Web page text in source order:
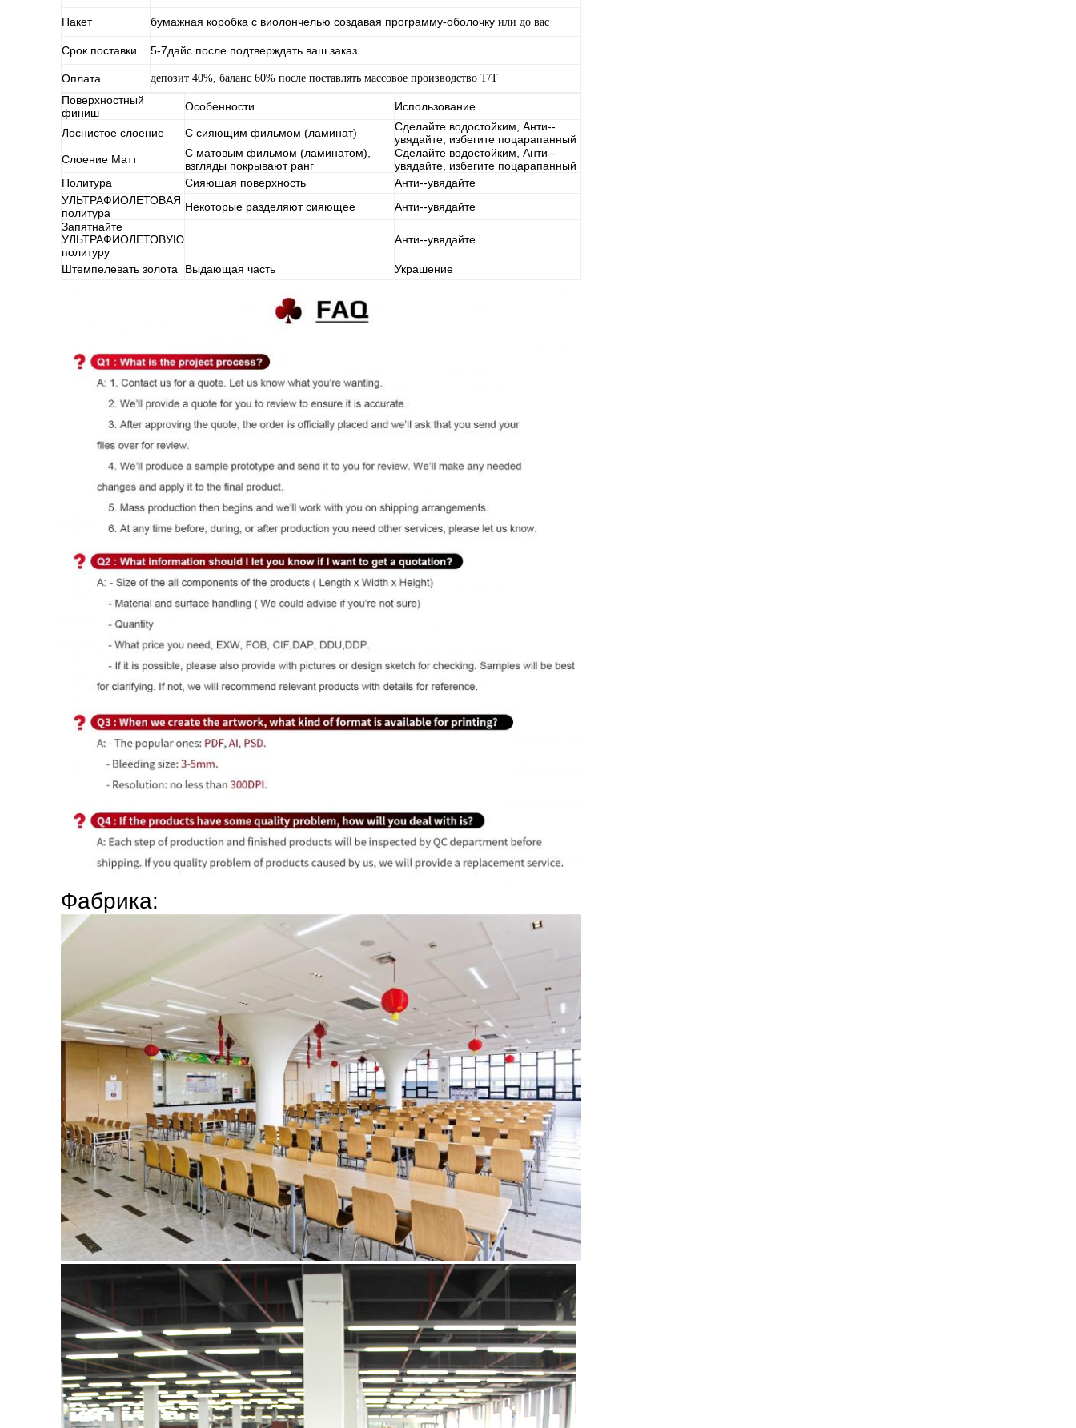
Пакет бумажная коробка с виолончелью создавая программу-оболочку или до вас
Срок поставки 5-7дайс после подтверждать ваш заказ
Оплата депозит 40%, баланс 60% после поставлять массовое производство Т/Т
Поверхностный
финиш
Особенности Использование
Лоснистое слоение С сияющим фильмом (ламинат)
Сделайте водостойким, Анти--
увядайте, избегите поцарапанный
Слоение Матт
С матовым фильмом (ламинатом),
взгляды покрывают ранг
Сделайте водостойким, Анти--
увядайте, избегите поцарапанный
Политура
Сияющая поверхность
Анти--увядайте
УЛЬТРАФИОЛЕТОВАЯ
политура
Некоторые разделяют сияющее
Анти--увядайте
Запятнайте
УЛЬТРАФИОЛЕТОВУЮ
политуру
Анти--увядайте
Штемпелевать золота Выдающая часть Украшение
Фабрика: